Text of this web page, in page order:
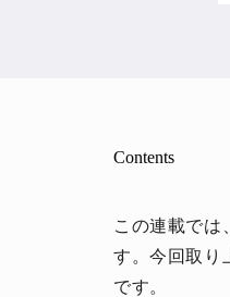
Contents
この連載では
す。今回取り
です。